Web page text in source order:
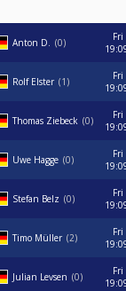
Anton D. 0
Fri
Rolf Elster 1
Fri
Thomas Ziebeck 0
Fri
Uwe Hagge 0
Fri
Stefan Belz 0
Fri
Timo Müller 2
Fri
Julian Levsen 0
Fri